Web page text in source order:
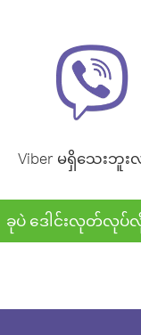
Viber မရှိသေးဘူးလ
ခုပဲ ဒေါင်းလုတ်လုပ်